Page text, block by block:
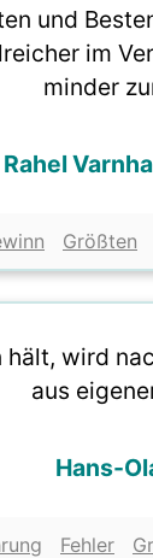
und
im
minder
Rahel
Größten
wird
aus
Hans-
Fehler